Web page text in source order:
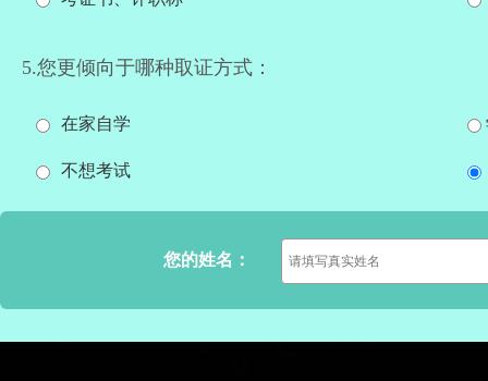
5.您更倾向于哪种取证方式：
在家自学
不想考试
您的姓名：